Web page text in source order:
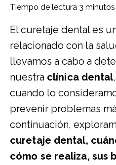
Tiempo de lectura 3 minutos
El curetaje dental es
relacionado con la
llevamos a cabo a
nuestra clínica dental
cuando lo
prevenir problemas
continuación,
curetaje dental,
cómo se realiza, sus